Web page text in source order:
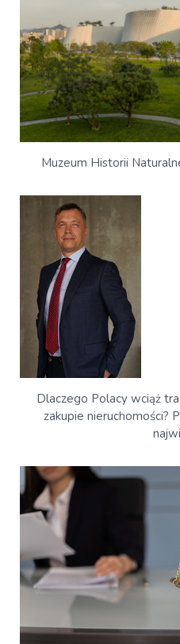
Muzeum Historii
Dlaczego Polacy wciąż
zakupie nieruchomości?